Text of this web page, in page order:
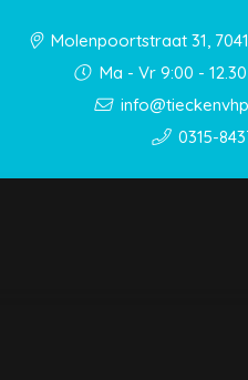
Molenpoortstraat 31,
Ma - Vr 9:00 -
0315-